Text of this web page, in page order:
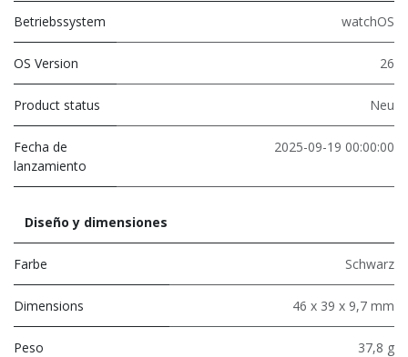
Betriebssystem watchOS
OS Version 26
Product status Neu
Fecha de
lanzamiento
2025-09-19 00:00:00
Diseño y dimensiones
Farbe Schwarz
Dimensions 46 x 39 x 9,7 mm
Peso 37,8 g